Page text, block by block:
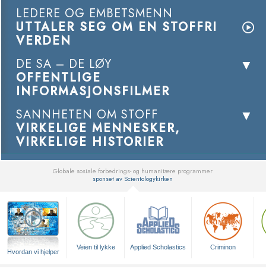
LEDERE OG EMBETSMENN
UTTALER SEG OM EN STOFFRI
VERDEN
DE SA – DE LØY
OFFENTLIGE
INFORMASJONSFILMER
SANNHETEN OM STOFF
VIRKELIGE MENNESKER,
VIRKELIGE HISTORIER
Globale sosiale forbedrings- og humanitære programmer
sponset av Scientologykirken
Hvordan vi hjelper
Veien til lykke Applied Scholastics Criminon